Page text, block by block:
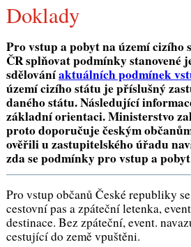
Doklady
Pro vstup a pobyt na území cizího
ČR splňovat podmínky stanovené
sdělováníaktuálních podmínek
území cizího státu je příslušný
daného státu. Následující
základní orientaci. Ministerstvo
proto doporučuje českým
ověřili u zastupitelského úřadu
zda se podmínky pro vstup a
Pro vstup občanů České republiky
cestovní pas a zpáteční letenka,
destinace. Bez zpáteční, event.
cestující do země vpuštěni.